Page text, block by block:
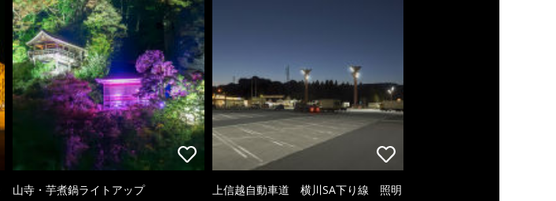
山寺・芋煮鍋ライトアップ
上信越自動車道 横川SA下り線 照明